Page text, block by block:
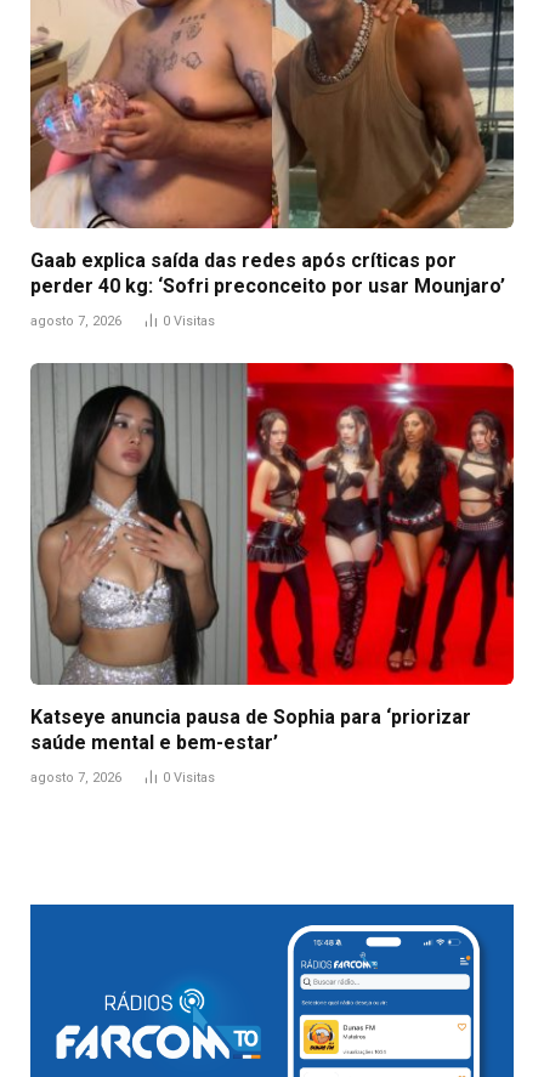
Gaab explica saída das redes após críticas por
perder 40 kg: ‘Sofri preconceito por usar Mounjaro’
agosto 7, 2026 0 Visitas
Katseye anuncia pausa de Sophia para ‘priorizar
saúde mental e bem-estar’
agosto 7, 2026 0 Visitas